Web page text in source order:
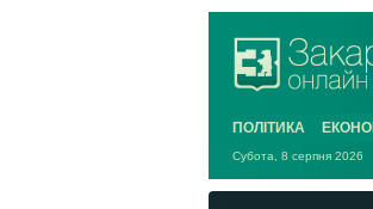
ПОЛІТИКА
Субота, 8 серпня 2026